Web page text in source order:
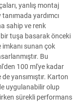
yanlış montaj
yardımcı
sahip ve renk
tuşa basarak önceki
sunan çok
Bu
100 ml'ye kadar
yansımıştır. Karton
uygulanabilir olup
sürekli performans